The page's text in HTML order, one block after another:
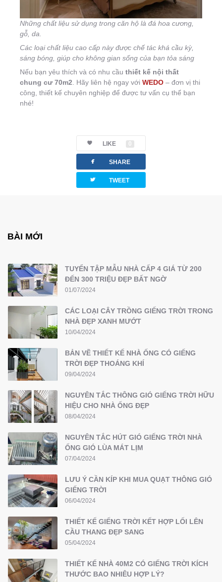
Những chất liệu sử dụng trong căn hộ là đá hoa cương,
gỗ, da.
Các loại chất liệu cao cấp này được chế tác khá cầu kỳ,
sáng bóng, giúp cho không gian sống của bạn tỏa sáng
Nếu bạn yêu thích và có nhu cầu thiết kế nội thất
chung cư 70m2 . Hãy liên hệ ngay với WEDO – đơn vị thi
công, thiết kế chuyên nghiệp để được tư vấn cụ thể bạn
nhé!
LIKE 0
facebook SHARE
twitterbird TWEET
BÀI MỚI
TUYỂN TẬP MẪU NHÀ CẤP 4 GIÁ TỪ 200
ĐẾN 300 TRIỆU ĐẸP BẤT NGỜ
01/07/2024
CÁC LOẠI CÂY TRỒNG GIẾNG TRỜI TRONG
NHÀ ĐẸP XANH MƯỚT
10/04/2024
BẢN VẼ THIẾT KẾ NHÀ ỐNG CÓ GIẾNG
TRỜI ĐẸP THOÁNG KHÍ
09/04/2024
NGUYÊN TẮC THÔNG GIÓ GIẾNG TRỜI HỮU
HIỆU CHO NHÀ ỐNG ĐẸP
08/04/2024
NGUYÊN TẮC HÚT GIÓ GIẾNG TRỜI NHÀ
ỐNG GIÓ LÙA MÁT LỊM
07/04/2024
LƯU Ý CẦN KÍP KHI MUA QUẠT THÔNG GIÓ
GIẾNG TRỜI
06/04/2024
THIẾT KẾ GIẾNG TRỜI KẾT HỢP LỐI LÊN
CẦU THANG ĐẸP SANG
05/04/2024
THIẾT KẾ NHÀ 40M2 CÓ GIẾNG TRỜI KÍCH
THƯỚC BAO NHIÊU HỢP LÝ?